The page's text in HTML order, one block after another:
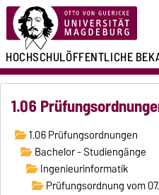
HOCHSCHULÖFFENTLICHE
1.06
1.06 Prüfungsordnungen
Bachelor - Studiengänge
Ingenieurinformatik
Prüfungsordnung vom